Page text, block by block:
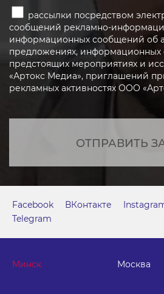
рассылки посредством
сообщений рекламно-
информационных сообщений об
предложениях,
предстоящих мероприятиях и
«Артокс Медиа», приглашений
рекламных активностях ООО
ОТПРАВИТЬ
Минск Москва
Facebook ВКонтакте
Telegram